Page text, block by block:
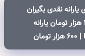
نقدی بگیران
| شنبه ، واریز نفری ۳۰۰ هزار تومان یارانه
نقدی برای این خانوار ها | ۶۰۰ هزار تومان
فرزند